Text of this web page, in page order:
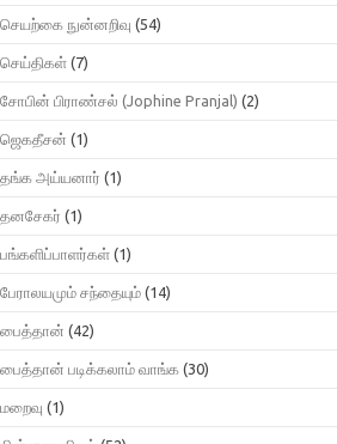
செயற்கை நுன்னறிவு (54)
செய்திகள் (7)
சோபின் பிராண்சல் (Jophine Pranjal) (2)
ஜெகதீசன் (1)
தங்க அய்யனார் (1)
தனசேகர் (1)
பங்களிப்பாளர்கள் (1)
பேராலயமும் சந்தையும் (14)
பைத்தான் (42)
பைத்தான் படிக்கலாம் வாங்க (30)
மறைவு (1)